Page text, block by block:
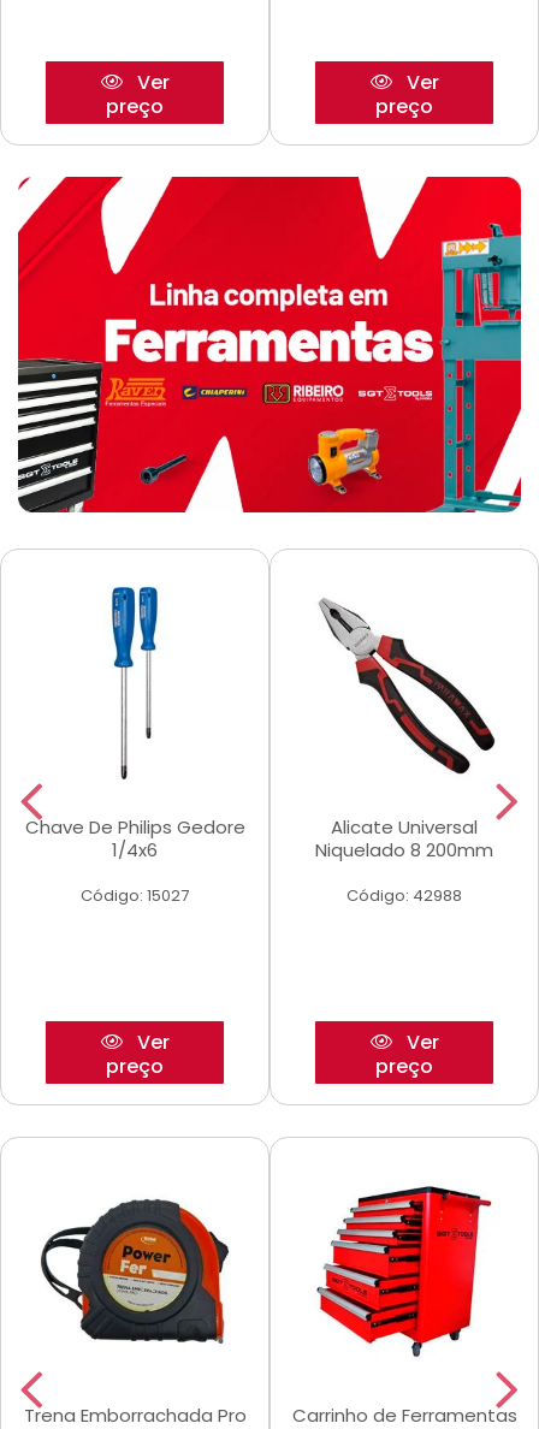
Ver
preço
Ver
preço
Chave De Philips Gedore
1/4x6
Código: 15027
Ver
preço
Alicate Universal
Niquelado 8 200mm
Código: 42988
Ver
preço
Trena Emborrachada Pro
Carrinho de Ferramentas